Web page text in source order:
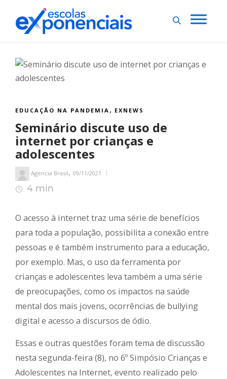
EDUCAÇÃO NA PANDEMIA , EXNEWS
Seminário discute uso de
internet por crianças e
adolescentes
Agencia Brasil, 09/11/2021
4 min
O acesso à internet traz uma série de benefícios
para toda a população, possibilita a conexão entre
pessoas e é também instrumento para a educação,
por exemplo. Mas, o uso da ferramenta por
crianças e adolescentes leva também a uma série
de preocupações, como os impactos na saúde
mental dos mais jovens, ocorrências de bullying
digital e acesso a discursos de ódio.
Essas e outras questões foram tema de discussão
nesta segunda-feira (8), no 6º Simpósio Crianças e
Adolescentes na Internet, evento realizado pelo